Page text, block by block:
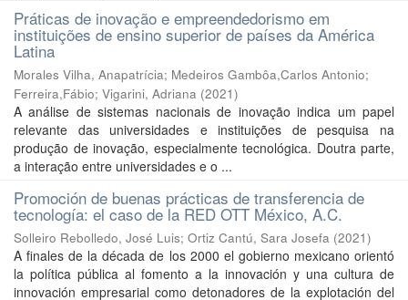
Práticas de inovação e empreendedorismo em
instituições de ensino superior de países da América
Latina
Morales Vilha, Anapatrícia; Medeiros Gambôa,Carlos Antonio;
Ferreira,Fábio; Vigarini, Adriana (2021)
A análise de sistemas nacionais de inovação indica um papel
relevante das universidades e instituições de pesquisa na
produção de inovação, especialmente tecnológica. Doutra parte,
a interação entre universidades e o ...
Promoción de buenas prácticas de transferencia de
tecnología: el caso de la RED OTT México, A.C.
Solleiro Rebolledo, José Luis; Ortiz Cantú, Sara Josefa (2021)
A finales de la década de los 2000 el gobierno mexicano orientó
la política pública al fomento a la innovación y una cultura de
innovación empresarial como detonadores de la explotación del